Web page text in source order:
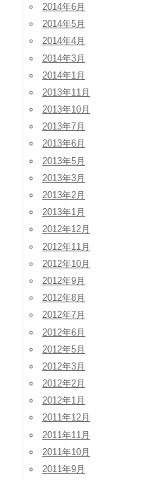
2014年6月
2014年5月
2014年4月
2014年3月
2014年1月
2013年11月
2013年10月
2013年7月
2013年6月
2013年5月
2013年3月
2013年2月
2013年1月
2012年12月
2012年11月
2012年10月
2012年9月
2012年8月
2012年7月
2012年6月
2012年5月
2012年3月
2012年2月
2012年1月
2011年12月
2011年11月
2011年10月
2011年9月